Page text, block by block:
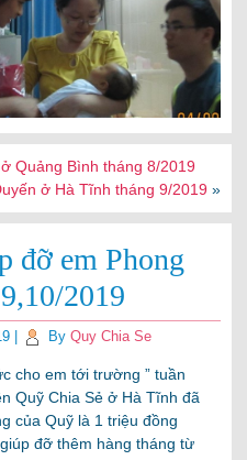
Quảng Bình tháng 8/2019
ở Hà Tĩnh tháng 9/2019»
đỡ em Phong
2019
By Quy Chia Se
cho em tới trường ” tuần
Quỹ Chia Sẻ ở Hà Tĩnh đã
của Quỹ là 1 triệu đồng
đỡ thêm hàng tháng từ